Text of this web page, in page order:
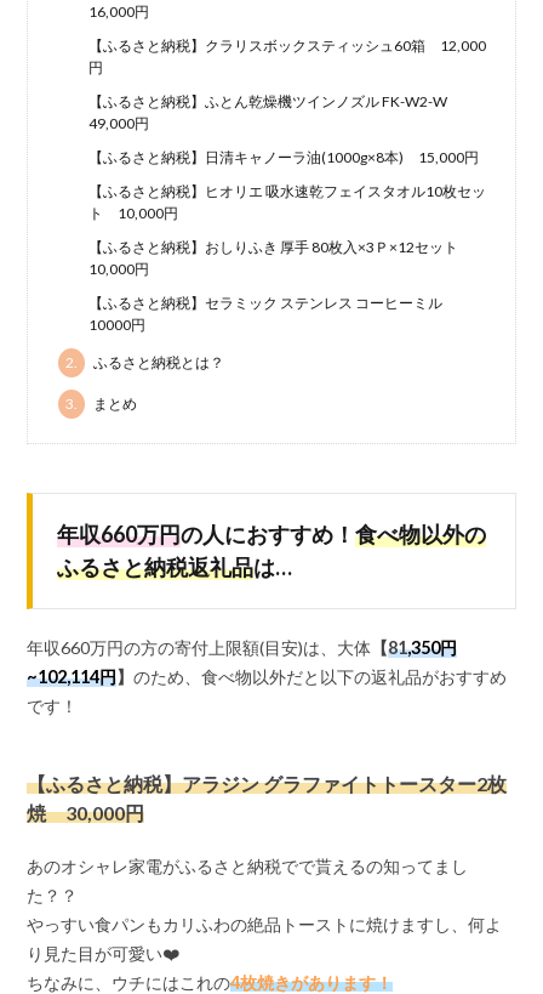
16,000円
【ふるさと納税】クラリスボックスティッシュ60箱 12,000
円
【ふるさと納税】ふとん乾燥機ツインノズル FK-W2-W
49,000円
【ふるさと納税】日清キャノーラ油(1000g×8本) 15,000円
【ふるさと納税】ヒオリエ 吸水速乾フェイスタオル10枚セッ
ト 10,000円
【ふるさと納税】おしりふき 厚手 80枚入×3Ｐ×12セット
10,000円
【ふるさと納税】セラミック ステンレス コーヒーミル
10000円
2. ふるさと納税とは？
3. まとめ
年収660万円の人におすすめ！食べ物以外の
ふるさと納税返礼品は…
年収660万円の方の寄付上限額(目安)は、大体 【81,350円
~102,114円】のため、食べ物以外だと以下の返礼品がおすすめ
です！
【ふるさと納税】アラジン グラファイトトースター2枚
焼 30,000円
あのオシャレ家電がふるさと納税でで貰えるの知ってまし
た？？
やっすい食パンもカリふわの絶品トーストに焼けますし、何よ
り見た目が可愛い❤️
ちなみに、ウチにはこれの4枚焼きがあります！